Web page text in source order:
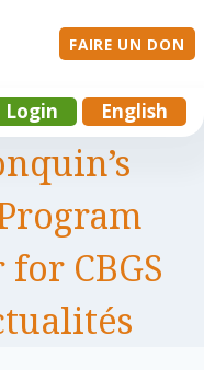
FAIRE UN DON
Login English
CBGS